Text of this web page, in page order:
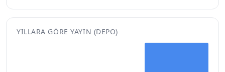
YILLARA GÖRE YAYIN (DEPO)